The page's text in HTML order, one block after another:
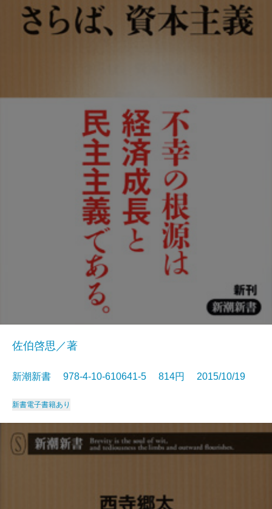
佐伯啓思／著
新潮新書 978-4-10-610641-5 814円 2015/10/19
新書電子書籍あり